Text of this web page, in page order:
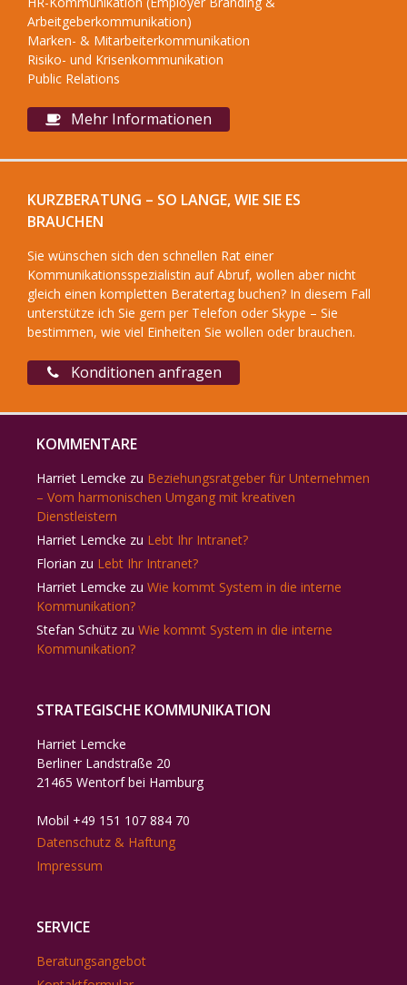
Arbeitgeberkommunikation)
Marken- & Mitarbeiterkommunikation
Risiko- und Krisenkommunikation
Public Relations
Mehr Informationen
KURZBERATUNG – SO LANGE, WIE SIE ES
BRAUCHEN
Sie wünschen sich den schnellen Rat einer
Kommunikationsspezialistin auf Abruf, wollen aber nicht
gleich einen kompletten Beratertag buchen? In diesem Fall
unterstütze ich Sie gern per Telefon oder Skype – Sie
bestimmen, wie viel Einheiten Sie wollen oder brauchen.
Konditionen anfragen
KOMMENTARE
Harriet Lemcke zu Beziehungsratgeber für Unternehmen
– Vom harmonischen Umgang mit kreativen
Dienstleistern
Harriet Lemcke zu Lebt Ihr Intranet?
Florian zu Lebt Ihr Intranet?
Harriet Lemcke zu Wie kommt System in die interne
Kommunikation?
Stefan Schütz zu Wie kommt System in die interne
Kommunikation?
STRATEGISCHE KOMMUNIKATION
Harriet Lemcke
Berliner Landstraße 20
21465 Wentorf bei Hamburg
Mobil +49 151 107 884 70
Datenschutz & Haftung
Impressum
SERVICE
Beratungsangebot